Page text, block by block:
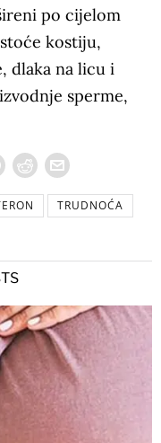
po cijelom
kostiju,
dlaka na licu i
sperme,
TRUDNOĆA